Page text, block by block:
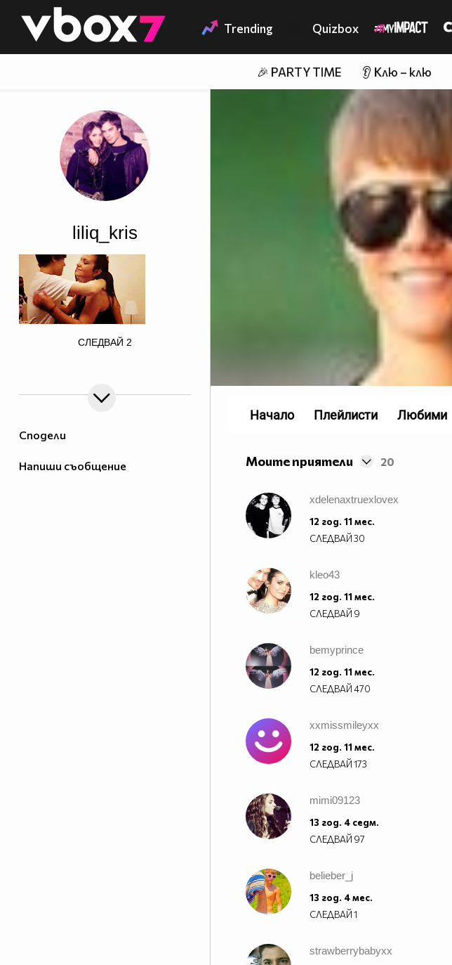
👾 Trending Quizbox
🎉 PARTY TIME 👂 Клю – клю
Сподели
Напиши съобщение
liliq_kris
href="http://photobucket.com/images/justin
СЛЕДВАЙ 2
Моите приятели 20
xdelenaxtruexlovex
12 год. 11 мес.
СЛЕДВАЙ30
kleo43
12 год. 11 мес.
СЛЕДВАЙ 9
bemyprince
12 год. 11 мес.
СЛЕДВАЙ470
xxmissmileyxx
12 год. 11 мес.
СЛЕДВАЙ173
mimi09123
13 год. 4 седм.
СЛЕДВАЙ 97
belieber_j
13 год. 4 мес.
СЛЕДВАЙ1
strawberrybabyxx
Начало Плейлисти Любими